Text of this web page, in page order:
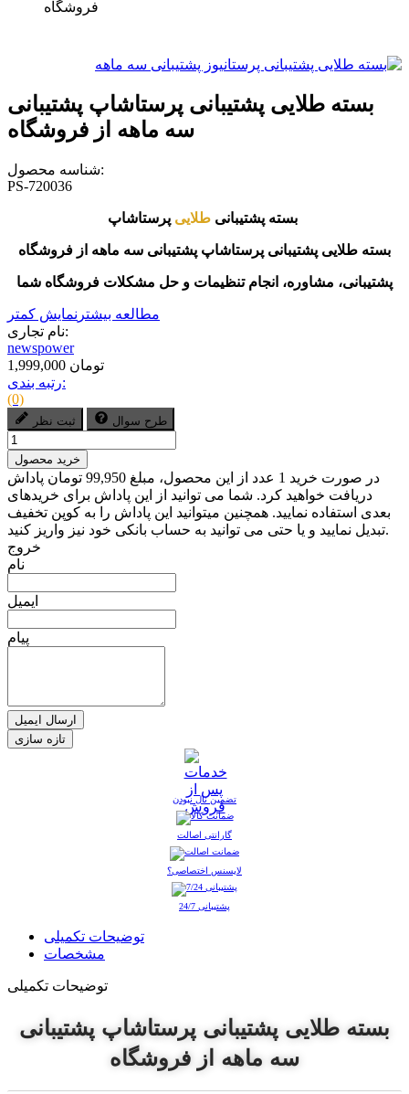
فروشگاه
بسته طلایی پشتیبانی پرستاشاپ پشتیبانی
سه ماهه از فروشگاه
شناسه محصول:
PS-720036
بسته پشتیبانی طلایی
بسته طلایی پشتیبانی پرستاشاپ پشتیبانی سه ماهه از فروشگاه
پشتیبانی، مشاوره، انجام تنظیمات و حل مشکلات فروشگاه شما
مطالعه بیشتر نمایش کمتر
نام تجاری:
newspower
1,999,000 تومان
رتبه بندی:
(0)
ثبت نظر طرح سوال
خرید محصول
در صورت خرید 1 عدد از این محصول، مبلغ 99,950 تومان پاداش
دریافت خواهید کرد. شما می توانید از این پاداش برای خریدهای
بعدی استفاده نمایید. همچنین میتوانید این پاداش را به کوپن تخفیف
تبدیل نمایید و یا حتی می توانید به حساب بانکی خود نیز واریز کنید.
خروج
نام
ایمیل
پیام
ارسال ایمیل
تضمین نال نبودن
گارانتی اصالت
لایسنس اختصاصی؟
پشتیبانی 24/7
توضیحات تکمیلی
مشخصات
توضیحات تکمیلی
بسته طلایی پشتیبانی پرستاشاپ پشتیبانی
سه ماهه از فروشگاه